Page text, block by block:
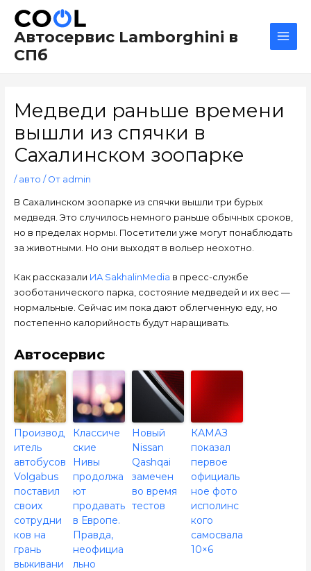
содержимому
Автосервис Lamborghini в
СПб
Медведи раньше времени
вышли из спячки в
Сахалинском зоопарке
/ авто / От admin
В Сахалинском зоопарке из спячки вышли три бурых
медведя. Это случилось немного раньше обычных сроков,
но в пределах нормы. Посетители уже могут понаблюдать
за животными. Но они выходят в вольер неохотно.
Как рассказали ИА SakhalinMedia в пресс-службе
зооботанического парка, состояние медведей и их вес —
нормальные. Сейчас им пока дают облегченную еду, но
постепенно калорийность будут наращивать.
Автосервис
Производ
итель
автобусов
Volgabus
поставил
своих
сотрудни
ков на
грань
выживани
Классиче
ские
Нивы
продолжа
ют
продавать
в Европе.
Правда,
неофициа
льно
Новый
Nissan
Qashqai
замечен
во время
тестов
КАМАЗ
показал
первое
официаль
ное фото
исполинс
кого
самосвала
10×6
по
записям